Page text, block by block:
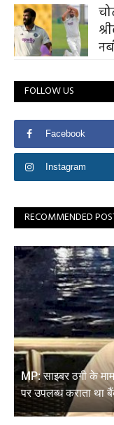
FOLLOW US
Facebook
Instagram
RECOMMENDED
MP: साइबर ठगी के
पर उपलब्ध कराता था